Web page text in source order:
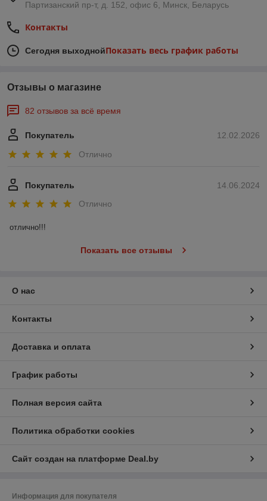
Партизанский пр-т, д. 152, офис 6, Минск, Беларусь
Контакты
Сегодня выходнойПоказать весь график работы
Отзывы о магазине
82 отзывов за всё время
12.02.2026
Покупатель
Отлично
14.06.2024
Покупатель
Отлично
отлично!!!
Показать все отзывы
О нас
Контакты
Доставка и оплата
График работы
Полная версия сайта
Политика обработки cookies
Сайт создан на платформе Deal.by
Информация для покупателя